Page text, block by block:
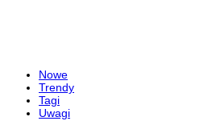
Nowe
Trendy
Tagi
Uwagi